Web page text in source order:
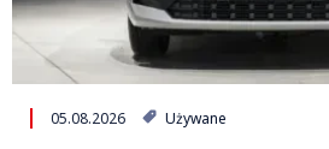
05.08.2026 Używane